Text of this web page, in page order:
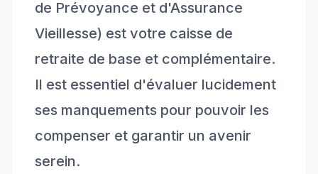
de Prévoyance et d'Assurance
Vieillesse) est votre caisse de
retraite de base et complémentaire.
Il est essentiel d'évaluer lucidement
ses manquements pour pouvoir les
compenser et garantir un avenir
serein.